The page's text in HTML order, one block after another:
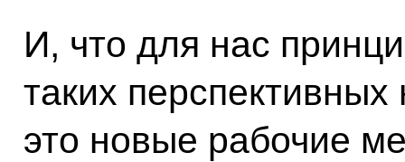
И, что для нас
таких
это новые рабочие